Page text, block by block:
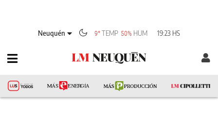
Neuquén 9° TEMP 50% HUM 19:23 HS